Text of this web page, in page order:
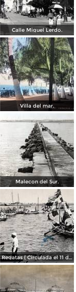
Calle Miguel Lerdo.
Villa del mar.
Malecon del Sur.
Regatas ( Circulada el 11 de Abril de 1926 ).